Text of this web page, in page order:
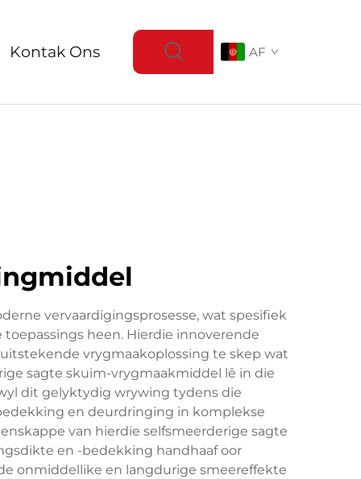
Kontak Ons AF
vervaardigingsprosesse, wat spesifiek
heen. Hierdie innoverende
vrygmaakoplossing te skep wat
sagte skuim-vrygmaakmiddel lê in die
dit gelyktydig wrywing tydens die
en deurdringing in komplekse
van hierdie selfsmeerderige sagte
en -bedekking handhaaf oor
onmiddellike en langdurige smeereffekte